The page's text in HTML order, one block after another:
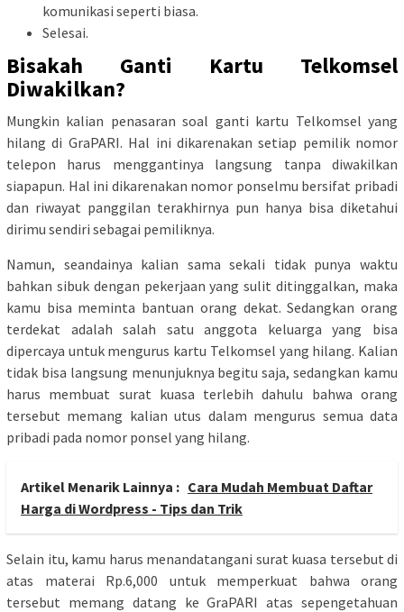
komunikasi seperti biasa.
Selesai.
Bisakah Ganti Kartu Telkomsel
Diwakilkan?
Mungkin kalian penasaran soal ganti kartu Telkomsel yang
hilang di GraPARI. Hal ini dikarenakan setiap pemilik nomor
telepon harus menggantinya langsung tanpa diwakilkan
siapapun. Hal ini dikarenakan nomor ponselmu bersifat pribadi
dan riwayat panggilan terakhirnya pun hanya bisa diketahui
dirimu sendiri sebagai pemiliknya.
Namun, seandainya kalian sama sekali tidak punya waktu
bahkan sibuk dengan pekerjaan yang sulit ditinggalkan, maka
kamu bisa meminta bantuan orang dekat. Sedangkan orang
terdekat adalah salah satu anggota keluarga yang bisa
dipercaya untuk mengurus kartu Telkomsel yang hilang. Kalian
tidak bisa langsung menunjuknya begitu saja, sedangkan kamu
harus membuat surat kuasa terlebih dahulu bahwa orang
tersebut memang kalian utus dalam mengurus semua data
pribadi pada nomor ponsel yang hilang.
Artikel Menarik Lainnya : Cara Mudah Membuat Daftar
Harga di Wordpress - Tips dan Trik
Selain itu, kamu harus menandatangani surat kuasa tersebut di
atas materai Rp.6,000 untuk memperkuat bahwa orang
tersebut memang datang ke GraPARI atas sepengetahuan